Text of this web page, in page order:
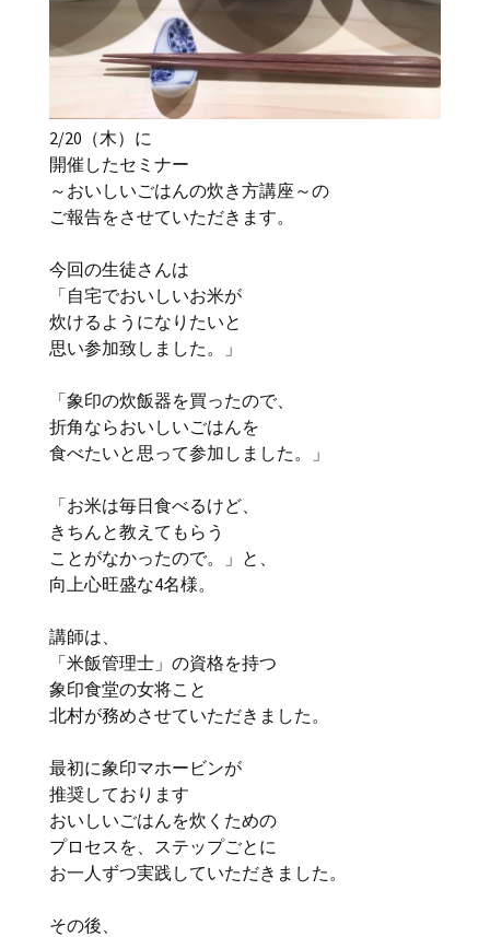
2/20（木）に
開催したセミナー
～おいしいごはんの炊き方講座～の
ご報告をさせていただきます。
今回の生徒さんは
「自宅でおいしいお米が
炊けるようになりたいと
思い参加致しました。」
「象印の炊飯器を買ったので、
折角ならおいしいごはんを
食べたいと思って参加しました。」
「お米は毎日食べるけど、
きちんと教えてもらう
ことがなかったので。」と、
向上心旺盛な4名様。
講師は、
「米飯管理士」の資格を持つ
象印食堂の女将こと
北村が務めさせていただきました。
最初に象印マホービンが
推奨しております
おいしいごはんを炊くための
プロセスを、ステップごとに
お一人ずつ実践していただきました。
その後、